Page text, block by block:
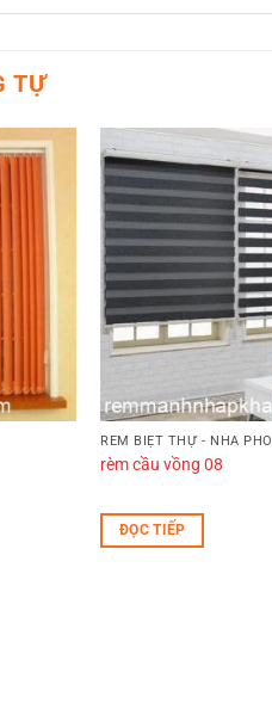
TỰ
RÈM BIỆT THỰ - NHÀ PHỐ
rèm cầu vồng 08
ĐỌC TIẾP